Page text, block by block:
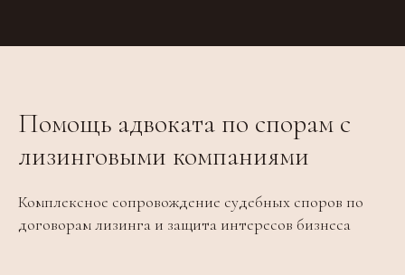
Помощь адвоката по спорам с
лизинговыми компаниями
Комплексное сопровождение судебных споров по
договорам лизинга и защита интересов бизнеса